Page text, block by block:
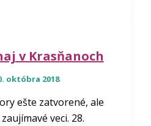
v Krasňanoch
októbra 2018
ešte zatvorené, ale
veci. 28.